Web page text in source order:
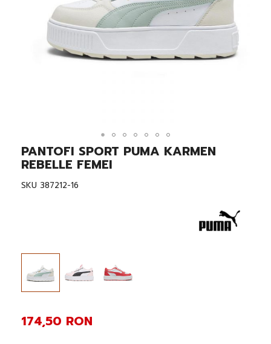
Skip
to
the
beginning
of
PANTOFI SPORT PUMA KARMEN
REBELLE FEMEI
SKU 387212-16
174,50 RON